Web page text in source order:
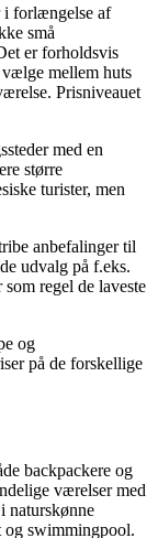
i forlængelse af
små
er forholdsvis
mellem huts
Prisniveauet
med en
større
turister, men
anbefalinger til
udvalg på f.eks.
som regel de laveste
og
på de forskellige
backpackere og
værelser med
naturskønne
og swimmingpool.